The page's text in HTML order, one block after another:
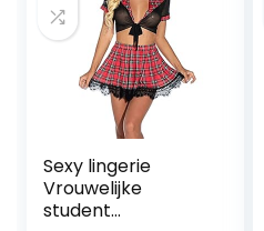
Sexy lingerie
Vrouwelijke
student